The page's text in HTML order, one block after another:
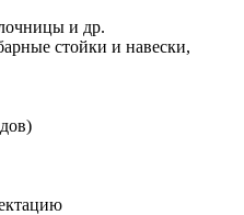
и др.
стойки и навески,